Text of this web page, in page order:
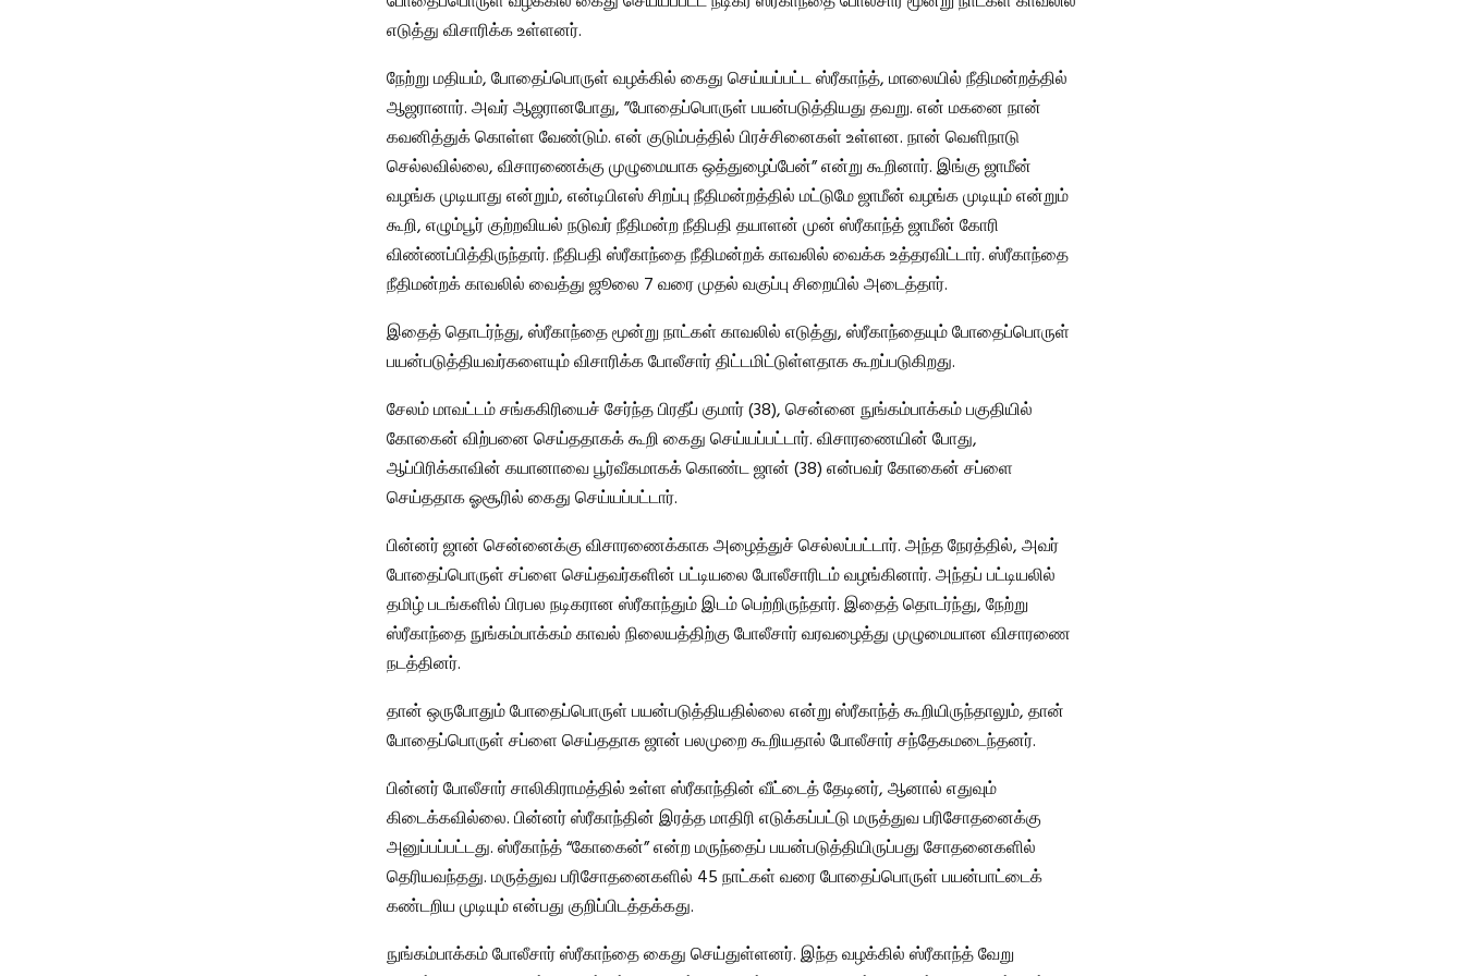
எடுத்து விசாரிக்க உள்ளனர்.
நேற்று மதியம், போதைப்பொருள் வழக்கில் கைது செய்யப்பட்ட ஸ்ரீகாந்த், மாலையில் நீதிமன்றத்தில்
ஆஜரானார். அவர் ஆஜரானபோது, ​​”போதைப்பொருள் பயன்படுத்தியது தவறு. என் மகனை நான்
கவனித்துக் கொள்ள வேண்டும். என் குடும்பத்தில் பிரச்சினைகள் உள்ளன. நான் வெளிநாடு
செல்லவில்லை, விசாரணைக்கு முழுமையாக ஒத்துழைப்பேன்” என்று கூறினார். இங்கு ஜாமீன்
வழங்க முடியாது என்றும், என்டிபிஎஸ் சிறப்பு நீதிமன்றத்தில் மட்டுமே ஜாமீன் வழங்க முடியும் என்றும்
கூறி, எழும்பூர் குற்றவியல் நடுவர் நீதிமன்ற நீதிபதி தயாளன் முன் ஸ்ரீகாந்த் ஜாமீன் கோரி
விண்ணப்பித்திருந்தார். நீதிபதி ஸ்ரீகாந்தை நீதிமன்றக் காவலில் வைக்க உத்தரவிட்டார். ஸ்ரீகாந்தை
நீதிமன்றக் காவலில் வைத்து ஜூலை 7 வரை முதல் வகுப்பு சிறையில் அடைத்தார்.
இதைத் தொடர்ந்து, ஸ்ரீகாந்தை மூன்று நாட்கள் காவலில் எடுத்து, ஸ்ரீகாந்தையும் போதைப்பொருள்
பயன்படுத்தியவர்களையும் விசாரிக்க போலீசார் திட்டமிட்டுள்ளதாக கூறப்படுகிறது.
சேலம் மாவட்டம் சங்ககிரியைச் சேர்ந்த பிரதீப் குமார் (38), சென்னை நுங்கம்பாக்கம் பகுதியில்
கோகைன் விற்பனை செய்ததாகக் கூறி கைது செய்யப்பட்டார். விசாரணையின் போது, ​​
ஆப்பிரிக்காவின் கயானாவை பூர்வீகமாகக் கொண்ட ஜான் (38) என்பவர் கோகைன் சப்ளை
செய்ததாக ஓசூரில் கைது செய்யப்பட்டார்.
பின்னர் ஜான் சென்னைக்கு விசாரணைக்காக அழைத்துச் செல்லப்பட்டார். அந்த நேரத்தில், அவர்
போதைப்பொருள் சப்ளை செய்தவர்களின் பட்டியலை போலீசாரிடம் வழங்கினார். அந்தப் பட்டியலில்
தமிழ் படங்களில் பிரபல நடிகரான ஸ்ரீகாந்தும் இடம் பெற்றிருந்தார். இதைத் தொடர்ந்து, நேற்று
ஸ்ரீகாந்தை நுங்கம்பாக்கம் காவல் நிலையத்திற்கு போலீசார் வரவழைத்து முழுமையான விசாரணை
நடத்தினர்.
தான் ஒருபோதும் போதைப்பொருள் பயன்படுத்தியதில்லை என்று ஸ்ரீகாந்த் கூறியிருந்தாலும், தான்
போதைப்பொருள் சப்ளை செய்ததாக ஜான் பலமுறை கூறியதால் போலீசார் சந்தேகமடைந்தனர்.
பின்னர் போலீசார் சாலிகிராமத்தில் உள்ள ஸ்ரீகாந்தின் வீட்டைத் தேடினர், ஆனால் எதுவும்
கிடைக்கவில்லை. பின்னர் ஸ்ரீகாந்தின் இரத்த மாதிரி எடுக்கப்பட்டு மருத்துவ பரிசோதனைக்கு
அனுப்பப்பட்டது. ஸ்ரீகாந்த் “கோகைன்” என்ற மருந்தைப் பயன்படுத்தியிருப்பது சோதனைகளில்
தெரியவந்தது. மருத்துவ பரிசோதனைகளில் 45 நாட்கள் வரை போதைப்பொருள் பயன்பாட்டைக்
கண்டறிய முடியும் என்பது குறிப்பிடத்தக்கது.
நுங்கம்பாக்கம் போலீசார் ஸ்ரீகாந்தை கைது செய்துள்ளனர். இந்த வழக்கில் ஸ்ரீகாந்த் வேறு